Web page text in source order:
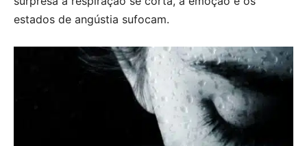
estados de angústia sufocam.